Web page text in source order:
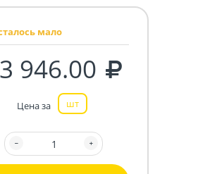
мало
946.00
Цена за шт